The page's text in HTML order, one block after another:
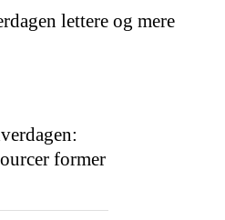
lettere og mere
former